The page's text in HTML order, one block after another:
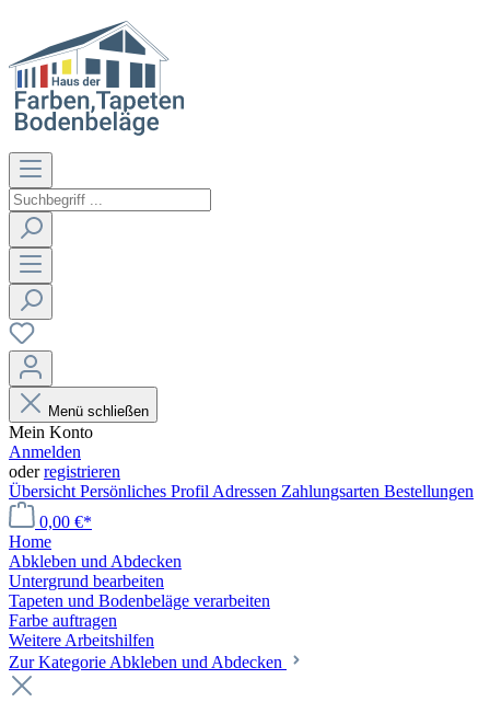
Menü schließen
Mein Konto
Anmelden
oderregistrieren
Übersicht Persönliches Profil Adressen Zahlungsarten Bestellungen
0,00 €*
Home
Abkleben und Abdecken
Untergrund bearbeiten
Tapeten und Bodenbeläge verarbeiten
Farbe auftragen
Weitere Arbeitshilfen
Zur Kategorie Abkleben und Abdecken